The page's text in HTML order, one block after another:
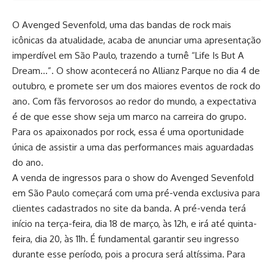
O Avenged Sevenfold, uma das bandas de rock mais
icônicas da atualidade, acaba de anunciar uma apresentação
imperdível em São Paulo, trazendo a turnê “Life Is But A
Dream…”. O show acontecerá no Allianz Parque no dia 4 de
outubro, e promete ser um dos maiores eventos de rock do
ano. Com fãs fervorosos ao redor do mundo, a expectativa
é de que esse show seja um marco na carreira do grupo.
Para os apaixonados por rock, essa é uma oportunidade
única de assistir a uma das performances mais aguardadas
do ano.
A venda de ingressos para o show do Avenged Sevenfold
em São Paulo começará com uma pré-venda exclusiva para
clientes cadastrados no site da banda. A pré-venda terá
início na terça-feira, dia 18 de março, às 12h, e irá até quinta-
feira, dia 20, às 11h. É fundamental garantir seu ingresso
durante esse período, pois a procura será altíssima. Para